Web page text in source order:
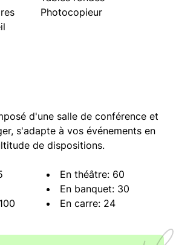
Photocopieur
d'une salle de conférence et
s'adapte à vos événements en
de dispositions.
En théâtre: 60
En banquet: 30
En carre: 24